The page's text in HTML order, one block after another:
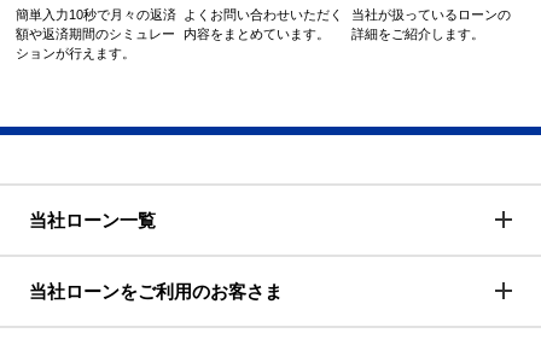
簡単入力10秒で月々の返済
額や返済期間のシミュレー
ションが行えます。
よくお問い合わせいただく
内容をまとめています。
当社が扱っているローンの
詳細をご紹介します。
当社ローン一覧
当社ローンをご利用のお客さま